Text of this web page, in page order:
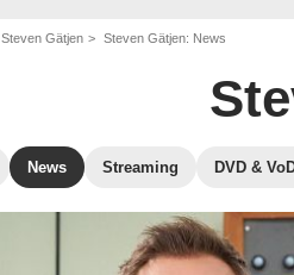
Steven Gätjen Steven Gätjen: News
News Streaming DVD &